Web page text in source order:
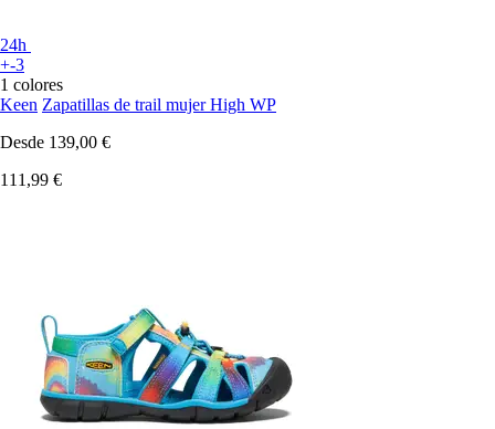
24h
+-3
1 colores
Keen Zapatillas de trail mujer High WP
Desde 139,00 €
111,99 €